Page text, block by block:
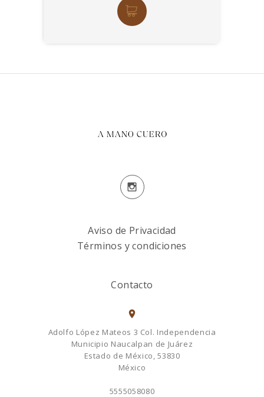
Aviso de Privacidad
Términos y condiciones
Contacto
Adolfo López Mateos 3 Col. Independencia
Municipio Naucalpan de Juárez
Estado de México, 53830
México
5555058080